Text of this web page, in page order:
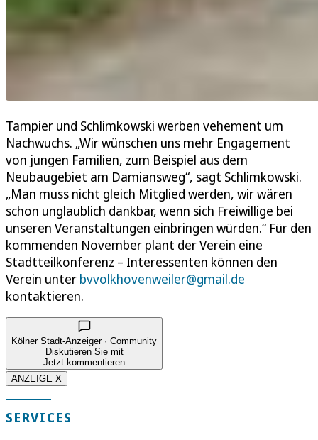
Tampier und Schlimkowski werben vehement um
Nachwuchs. „Wir wünschen uns mehr Engagement
von jungen Familien, zum Beispiel aus dem
Neubaugebiet am Damiansweg“, sagt Schlimkowski.
„Man muss nicht gleich Mitglied werden, wir wären
schon unglaublich dankbar, wenn sich Freiwillige bei
unseren Veranstaltungen einbringen würden.“ Für den
kommenden November plant der Verein eine
Stadtteilkonferenz – Interessenten können den
Verein unter bvvolkhovenweiler@gmail.de
kontaktieren.
Kölner Stadt-Anzeiger · Community
Diskutieren Sie mit
Jetzt kommentieren
ANZEIGE X
SERVICES